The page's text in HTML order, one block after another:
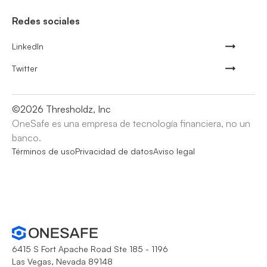
Redes sociales
LinkedIn
Twitter
©2026 Thresholdz, Inc
OneSafe es una empresa de tecnología financiera, no un
banco.
Términos de usoPrivacidad de datosAviso legal
6415 S Fort Apache Road Ste 185 - 1196
Las Vegas, Nevada 89148